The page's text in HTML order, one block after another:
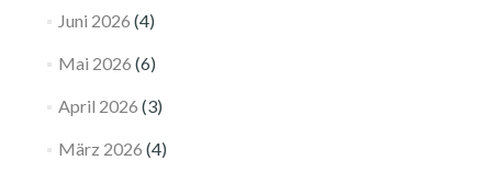
Juni 2026 (4)
Mai 2026 (6)
April 2026 (3)
März 2026 (4)